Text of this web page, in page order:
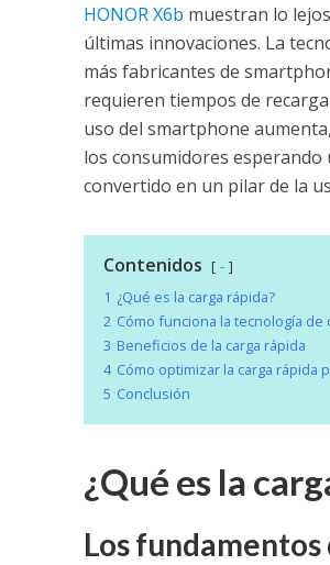
HONOR X6b muestran lo
últimas innovaciones. La
más fabricantes de
requieren tiempos de
uso del smartphone
los consumidores
convertido en un pilar de la
Contenidos
-
1 ¿Qué es la carga rápida?
2 Cómo funciona la tecnología de
3 Beneficios de la carga rápida
4 Cómo optimizar la carga rápida
5 Conclusión
¿Qué es la
Los